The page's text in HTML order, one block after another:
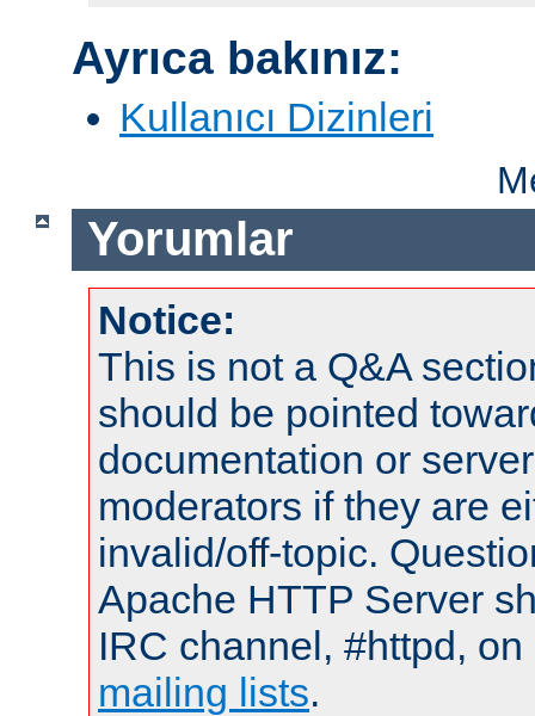
Ayrıca bakınız:
Kullanıcı Dizinleri
Yorumlar
Notice:
This is not a Q&A
should be pointed
documentation or
moderators if they are
invalid/off-topic.
Apache HTTP Server
IRC channel, #httpd,
mailing lists.